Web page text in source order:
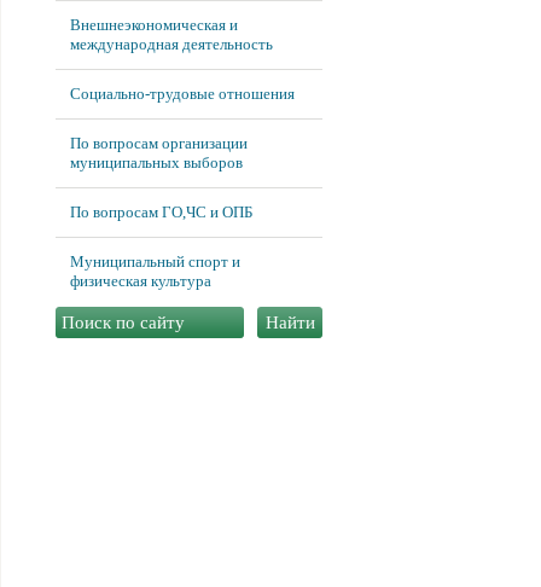
Внешнеэкономическая и
международная деятельность
Социально-трудовые отношения
По вопросам организации
муниципальных выборов
По вопросам ГО,ЧС и ОПБ
Муниципальный спорт и
физическая культура